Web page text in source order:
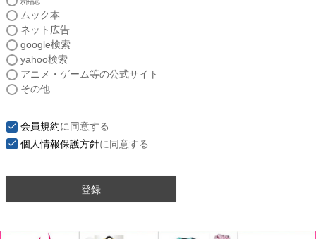
ムック本
ネット広告
google検索
yahoo検索
アニメ・ゲーム等の公式サイト
その他
会員規約に同意する
個人情報保護方針に同意する
登録